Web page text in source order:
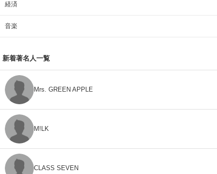
経済
音楽
新着著名人一覧
Mrs. GREEN APPLE
M!LK
CLASS SEVEN